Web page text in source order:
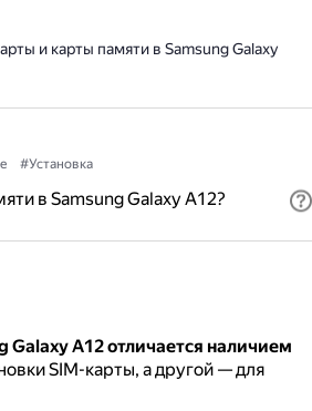
и карты памяти в Samsung Galaxy
#Установка
в Samsung Galaxy A12?
A12 отличается наличием
SIM-карты, а другой — для